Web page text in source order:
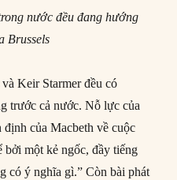
nước đều đang hướng
Brussels
Keir Starmer đều có
trước cả nước. Nỗ lực của
của Macbeth về cuộc
bởi một kẻ ngốc, đầy tiếng
có ý nghĩa gì.” Còn bài phát